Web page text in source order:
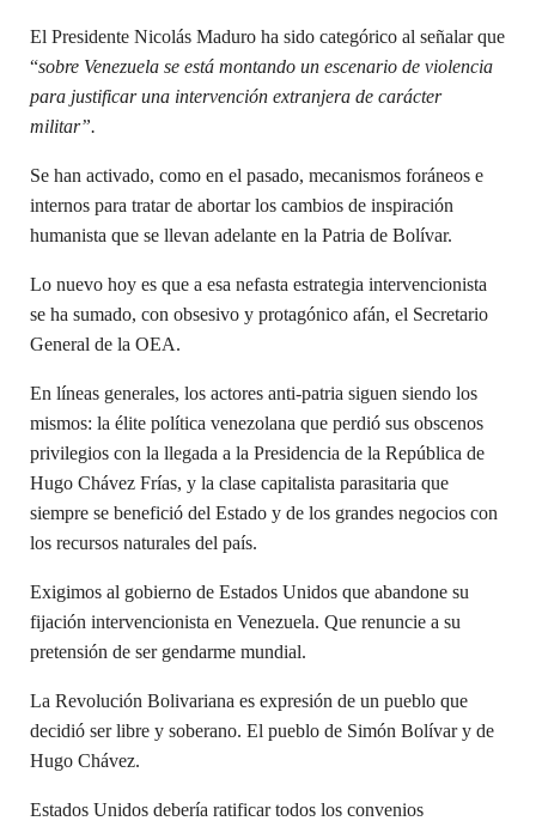
El Presidente Nicolás Maduro ha sido categórico al señalar que
“sobre Venezuela se está montando un escenario de violencia
para justificar una intervención extranjera de carácter
militar”.
Se han activado, como en el pasado, mecanismos foráneos e
internos para tratar de abortar los cambios de inspiración
humanista que se llevan adelante en la Patria de Bolívar.
Lo nuevo hoy es que a esa nefasta estrategia intervencionista
se ha sumado, con obsesivo y protagónico afán, el Secretario
General de la OEA.
En líneas generales, los actores anti-patria siguen siendo los
mismos: la élite política venezolana que perdió sus obscenos
privilegios con la llegada a la Presidencia de la República de
Hugo Chávez Frías, y la clase capitalista parasitaria que
siempre se benefició del Estado y de los grandes negocios con
los recursos naturales del país.
Exigimos al gobierno de Estados Unidos que abandone su
fijación intervencionista en Venezuela. Que renuncie a su
pretensión de ser gendarme mundial.
La Revolución Bolivariana es expresión de un pueblo que
decidió ser libre y soberano. El pueblo de Simón Bolívar y de
Hugo Chávez.
Estados Unidos debería ratificar todos los convenios